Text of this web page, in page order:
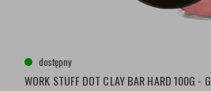
dostępny
WORK STUFF DOT CLAY BAR HARD 100G -